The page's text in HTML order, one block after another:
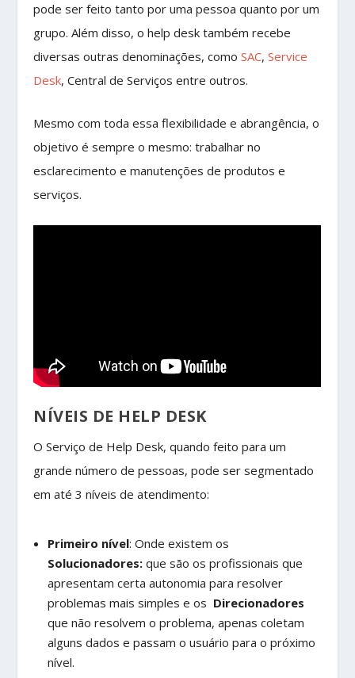
pode ser feito tanto por uma pessoa quanto por um
grupo. Além disso, o help desk também recebe
diversas outras denominações, comoSAC,Service
Desk, Central de Serviços entre outros.
Mesmo com toda essa flexibilidade e abrangência, o
objetivo é sempre o mesmo: trabalhar no
esclarecimento e manutenções de produtos e
serviços.
NÍVEIS DE HELP DESK
O Serviço de Help Desk, quando feito para um
grande número de pessoas, pode ser segmentado
em até 3 níveis de atendimento:
Primeiro nível: Onde existem os
Solucionadores:que são os profissionais que
apresentam certa autonomia para resolver
problemas mais simples e os Direcionadores
que não resolvem o problema, apenas coletam
alguns dados e passam o usuário para o próximo
nível.